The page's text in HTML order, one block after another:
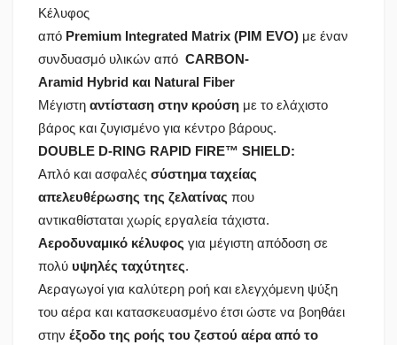
Κέλυφος
από Premium Integrated Matrix (PIM EVO) με έναν
συνδυασμό υλικών από CARBON-
Aramid Hybrid και Natural Fiber
Μέγιστη αντίσταση στην κρούση με το ελάχιστο
βάρος και ζυγισμένο για κέντρο βάρους.
DOUBLE D-RING RAPID FIRE™ SHIELD:
Απλό και ασφαλές σύστημα ταχείας
απελευθέρωσης της ζελατίνας που
αντικαθίσταται χωρίς εργαλεία τάχιστα.
Αεροδυναμικό κέλυφος για μέγιστη απόδοση σε
πολύ υψηλές ταχύτητες.
Αεραγωγοί για καλύτερη ροή και ελεγχόμενη ψύξη
του αέρα και κατασκευασμένο έτσι ώστε να βοηθάει
στην έξοδο της ροής του ζεστού αέρα από το